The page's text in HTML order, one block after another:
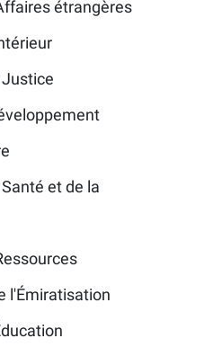
étrangères
et de la
l'Émiratisation